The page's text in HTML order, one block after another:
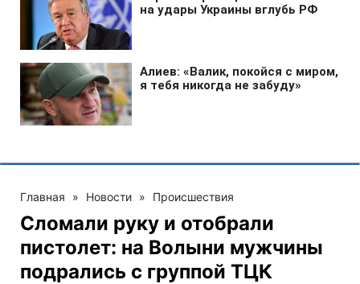
Главная » Новости » Происшествия
Сломали руку и отобрали
пистолет: на Волыни мужчины
подрались с группой ТЦК